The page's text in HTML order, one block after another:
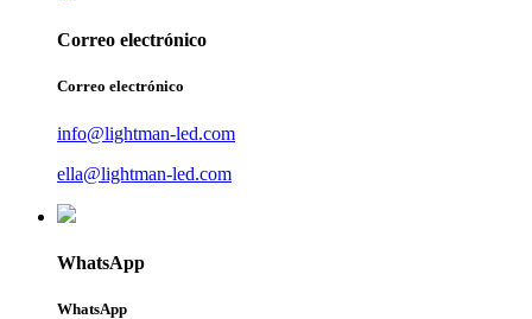
Correo electrónico
Correo electrónico
info@lightman-led.com
ella@lightman-led.com
WhatsApp
WhatsApp